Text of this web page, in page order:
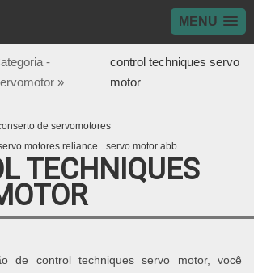
MENU
-
»
control techniques servo
motor
de servomotores
motores reliance
servo motor abb
TECHNIQUES
de control techniques servo motor, você